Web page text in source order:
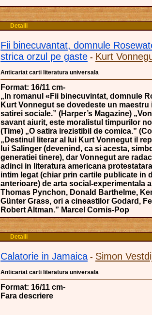
Detalii
Fii binecuvantat, domnule
strica orzul pe gaste - Kurt
Anticariat carti literatura universala
Format: 16/11 cm-
„In romanul «Fii binecuvintat, domnule
Kurt Vonnegut se dovedeste un maestru
satirei sociale.” (Harper’s Magazine)
savant aiurit, este moralistul timpurilor
(Time) „O satira irezistibil de comica.”
„Destinul literar al lui Kurt Vonnegut il
lui Salinger (devenind, ca si acesta,
generatiei tinere), dar Vonnegut are
adinci in literatura americana
intim legat (chiar prin cartile publicate in
anterioare) de arta social-experimentala
Thomas Pynchon, Donald Barthelme,
Günter Grass, ori a cineastilor Godard,
Robert Altman.” Marcel Cornis-Pop
Detalii
Calatorie in Jamaica- Simon
Anticariat carti literatura universala
Format: 16/11 cm-
Fara descriere